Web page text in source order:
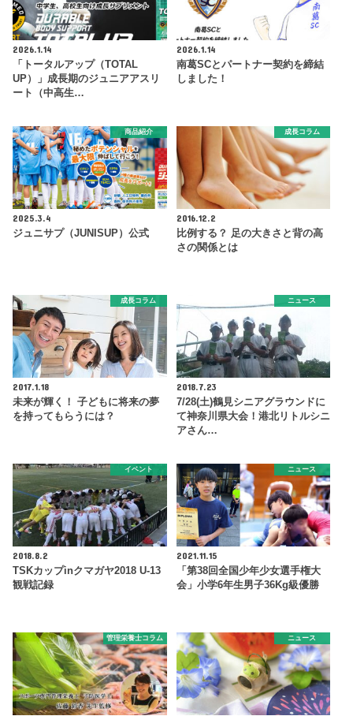
2026.1.14
「トータルアップ（TOTAL
UP）」成長期のジュニアアスリ
ート（中高生…
2026.1.14
南葛SCとパートナー契約を締結
しました！
商品紹介
2025.3.4
ジュニサプ（JUNISUP）公式
成長コラム
2016.12.2
比例する？ 足の大きさと背の高
さの関係とは
成長コラム
2017.1.18
未来が輝く！ 子どもに将来の夢
を持ってもらうには？
ニュース
2018.7.23
7/28(土)鶴見シニアグラウンドに
て神奈川県大会！港北リトルシニ
アさん…
イベント
2018.8.2
TSKカップinクマガヤ2018 U-13
観戦記録
ニュース
2021.11.15
「第38回全国少年少女選手権大
会」小学6年生男子36Kg級優勝
管理栄養士コラム ニュース